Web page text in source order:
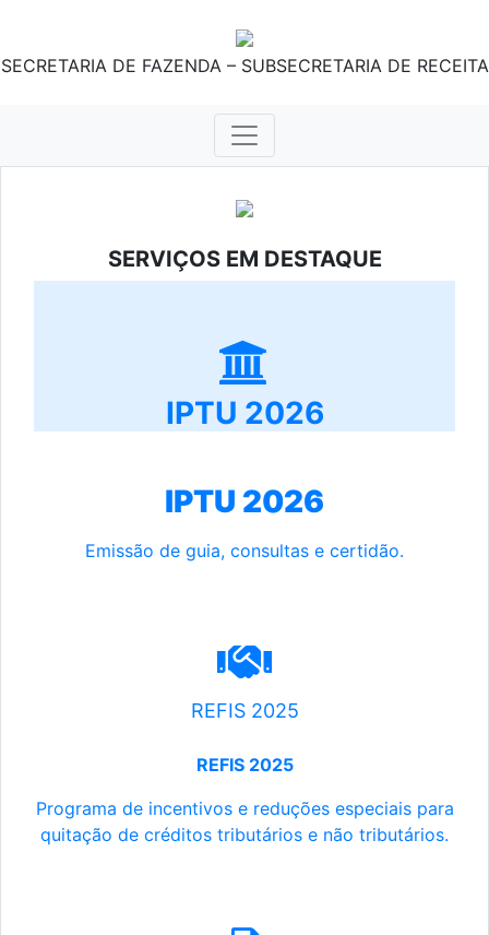
SECRETARIA DE FAZENDA – SUBSECRETARIA DE RECEITA
SERVIÇOS EM DESTAQUE
IPTU 2026
IPTU 2026
Emissão de guia, consultas e certidão.
REFIS 2025
REFIS 2025
Programa de incentivos e reduções especiais para
quitação de créditos tributários e não tributários.